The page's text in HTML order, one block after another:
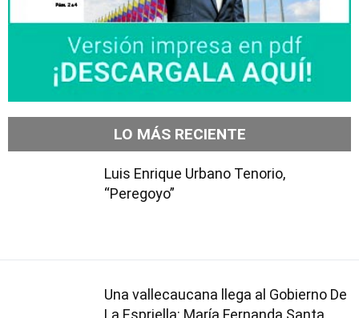
LO MÁS RECIENTE
Luis Enrique Urbano Tenorio,
“Peregoyo”
Una vallecaucana llega al Gobierno De
La Espriella: María Fernanda Santa,